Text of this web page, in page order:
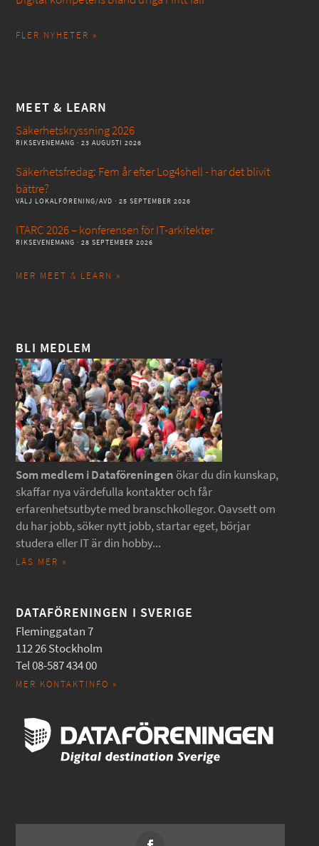
FLER NYHETER »
MEET & LEARN
Säkerhetskryssning 2026
RIKSEVENEMANG · 23 AUGUSTI 2026
Säkerhetsfredag: Fem år efter Log4shell - har det blivit
bättre?
VÄLJ LOKALFÖRENING/AVD · 25 SEPTEMBER 2026
ITARC 2026 – konferensen för IT-arkitekter
RIKSEVENEMANG · 28 SEPTEMBER 2026
MER MEET & LEARN »
BLI MEDLEM
Som medlem i Dataföreningen ökar du din kunskap,
skaffar nya värdefulla kontakter och får
erfarenhetsutbyte med branschkollegor. Oavsett om
du har jobb, söker nytt jobb, startar eget, börjar
studera eller IT är din hobby...
LÄS MER »
DATAFÖRENINGEN I SVERIGE
Fleminggatan 7
112 26 Stockholm
Tel 08-587 434 00
MER KONTAKTINFO »